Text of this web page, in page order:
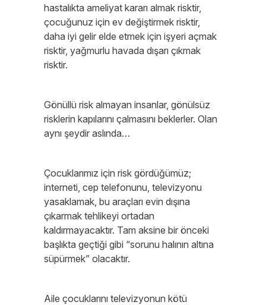
hastalıkta ameliyat kararı almak risktir,
çocuğunuz için ev değiştirmek risktir,
daha iyi gelir elde etmek için işyeri açmak
risktir, yağmurlu havada dışarı çıkmak
risktir.
Gönüllü risk almayan insanlar, gönülsüz
risklerin kapılarını çalmasını beklerler. Olan
aynı şeydir aslında…
Çocuklarımız için risk gördüğümüz;
interneti, cep telefonunu, televizyonu
yasaklamak, bu araçları evin dışına
çıkarmak tehlikeyi ortadan
kaldırmayacaktır. Tam aksine bir önceki
başlıkta geçtiği gibi “sorunu halının altına
süpürmek” olacaktır.
Aile çocuklarını televizyonun kötü